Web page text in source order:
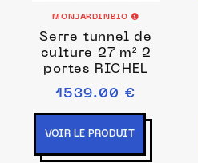
MONJARDINBIO
Serre tunnel de
culture 27 m² 2
portes RICHEL
1539.00 €
VOIR LE PRODUIT